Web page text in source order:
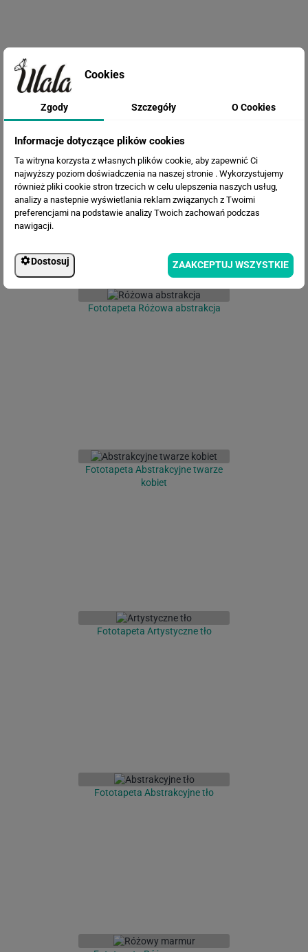
Fototapeta Różowy Marmur
Fototapeta Różowa abstrakcja
Fototapeta Abstrakcyjne twarze
kobiet
Fototapeta Artystyczne tło
Fototapeta Abstrakcyjne tło
Cookies
Zgody Szczegóły O Cookies
Informacje dotyczące plików cookies
Ta witryna korzysta z własnych plików cookie, aby zapewnić Ci
najwyższy poziom doświadczenia na naszej stronie . Wykorzystujemy
również pliki cookie stron trzecich w celu ulepszenia naszych usług,
analizy a nastepnie wyświetlania reklam związanych z Twoimi
preferencjami na podstawie analizy Twoich zachowań podczas
nawigacji.
Dostosuj ZAAKCEPTUJ WSZYSTKIE